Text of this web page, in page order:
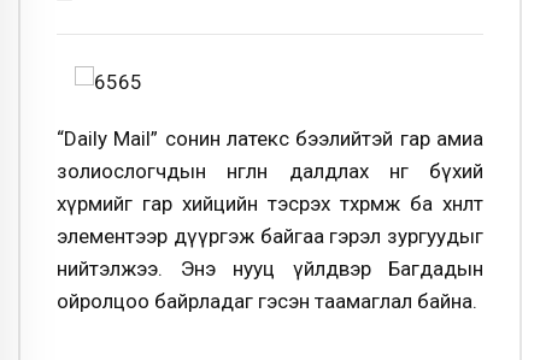
“Daily Mail” сонин латекс бээлийтэй гар амиа
золиослогчдын өнгөлөн далдлах өнгө бүхий
хүрмийг гар хийцийн тэсрэх төхөөрөмж ба хөнөөлт
элементээр дүүргэж байгаа гэрэл зургуудыг
нийтэлжээ. Энэ нууц үйлдвэр Багдадын
ойролцоо байрладаг гэсэн таамаглал байна.